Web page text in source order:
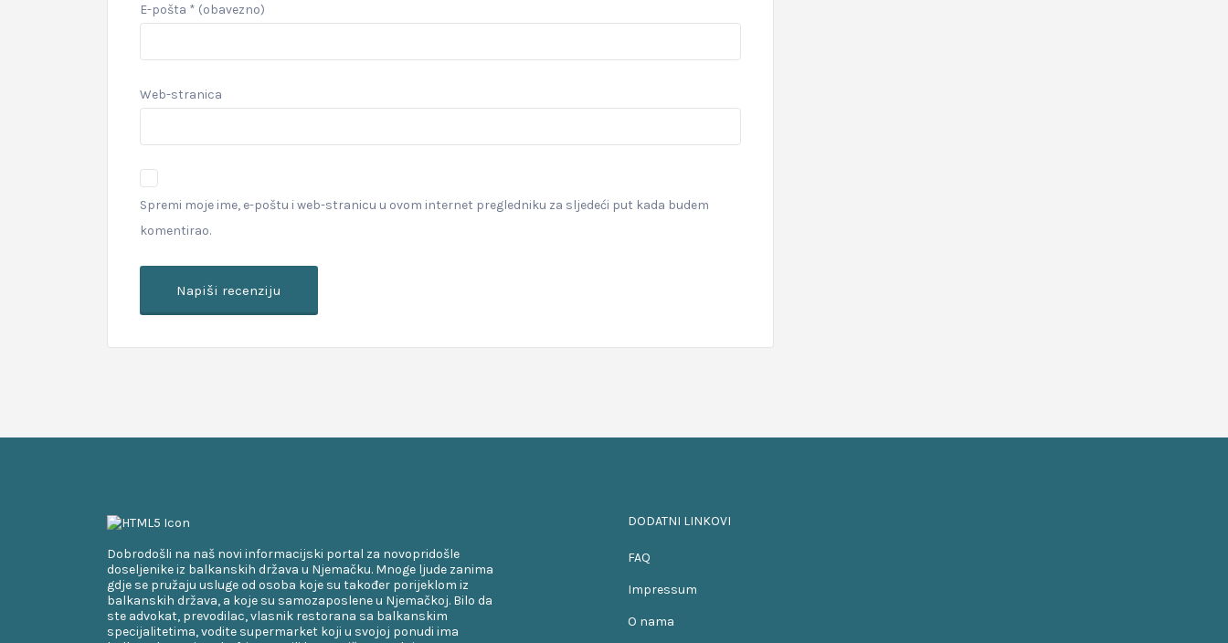
E-pošta * (obavezno)
Web-stranica
Spremi moje ime, e-poštu i web-stranicu u ovom internet pregledniku za sljedeći put kada budem
komentirao.
Dobrodošli na naš novi informacijski portal za novopridošle
doseljenike iz balkanskih država u Njemačku. Mnoge ljude zanima
gdje se pružaju usluge od osoba koje su također porijeklom iz
balkanskih država, a koje su samozaposlene u Njemačkoj. Bilo da
ste advokat, prevodilac, vlasnik restorana sa balkanskim
specijalitetima, vodite supermarket koji u svojoj ponudi ima
DODATNI LINKOVI
FAQ
Impressum
O nama